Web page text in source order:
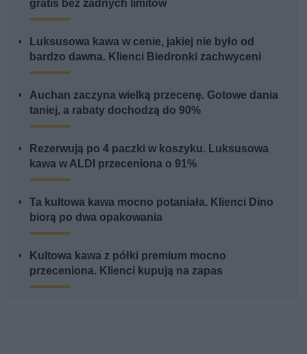
gratis bez żadnych limitów
Luksusowa kawa w cenie, jakiej nie było od
bardzo dawna. Klienci Biedronki zachwyceni
Auchan zaczyna wielką przecenę. Gotowe dania
taniej, a rabaty dochodzą do 90%
Rezerwują po 4 paczki w koszyku. Luksusowa
kawa w ALDI przeceniona o 91%
Ta kultowa kawa mocno potaniała. Klienci Dino
biorą po dwa opakowania
Kultowa kawa z półki premium mocno
przeceniona. Klienci kupują na zapas